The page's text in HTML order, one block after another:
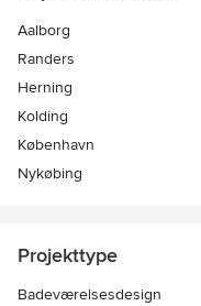
Aalborg
Randers
Herning
Kolding
København
Nykøbing
Projekttype
Badeværelsesdesign